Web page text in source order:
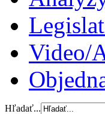
Video/
Hľadať...